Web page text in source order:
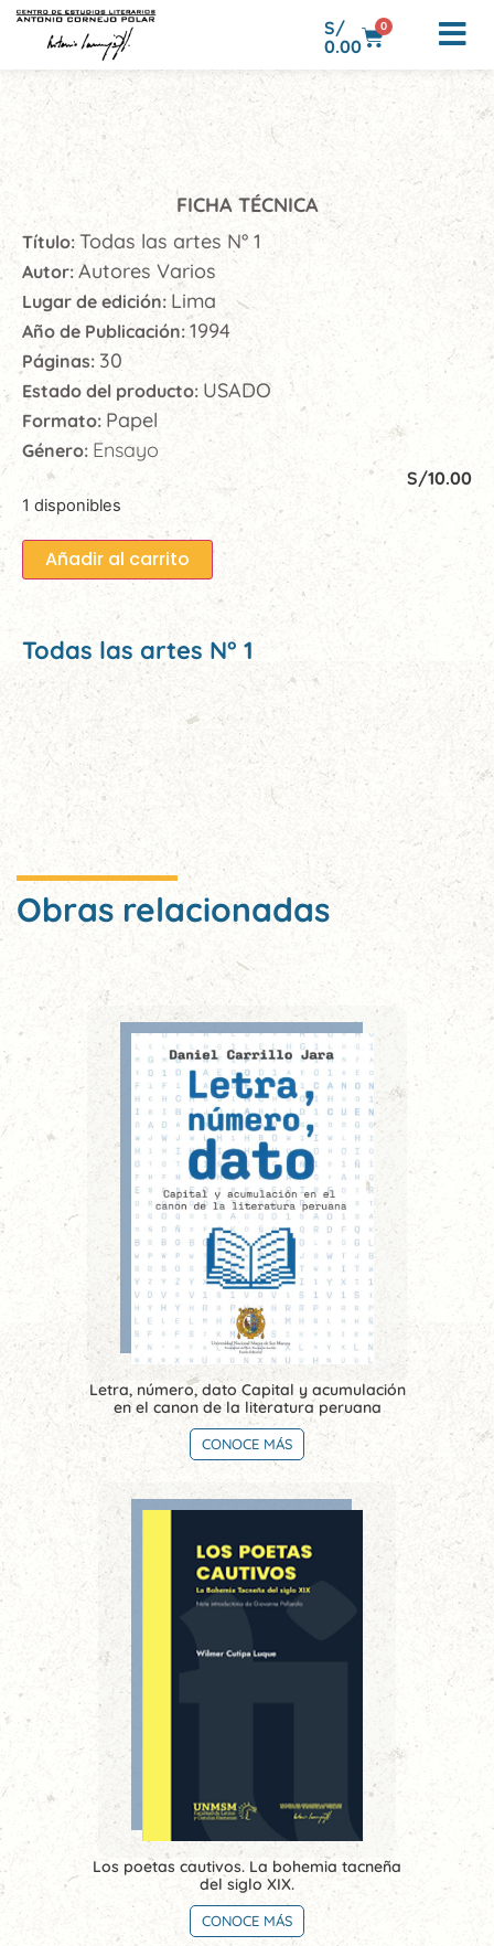
S/
0.00
0
FICHA TÉCNICA
Título: Todas las artes N° 1
Autor: Autores Varios
Lugar de edición: Lima
Año de Publicación:1994
Páginas: 30
Estado del producto: USADO
Formato: Papel
Género: Ensayo
S/10.00
1 disponibles
Añadir al carrito
Todas las artes N° 1
Obras relacionadas
Letra, número, dato Capital y acumulación
en el canon de la literatura peruana
CONOCE MÁS
Los poetas cautivos. La bohemia tacneña
del siglo XIX.
CONOCE MÁS